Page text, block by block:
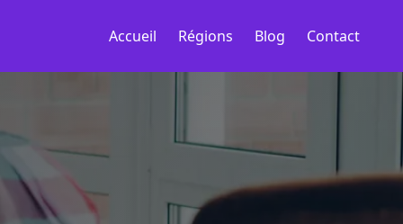
Accueil Régions Blog Contact